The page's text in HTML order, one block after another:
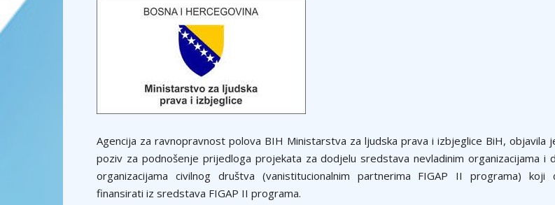
Agencija za ravnopravnost polova BIH Ministarstva za ljudska prava i izbjeglice BiH, objavila
poziv za podnošenje prijedloga projekata za dodjelu sredstava nevladinim organizacijama i
organizacijama civilnog društva (vanistitucionalnim partnerima FIGAP II programa) koji
finansirati iz sredstava FIGAP II programa.